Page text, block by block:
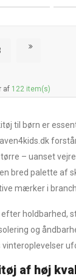
af 122 item(s)
til børn er
– uanset
bred palette af
mærker i
holdbarhed,
og
af høj